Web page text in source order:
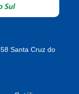
Santa Cruz do